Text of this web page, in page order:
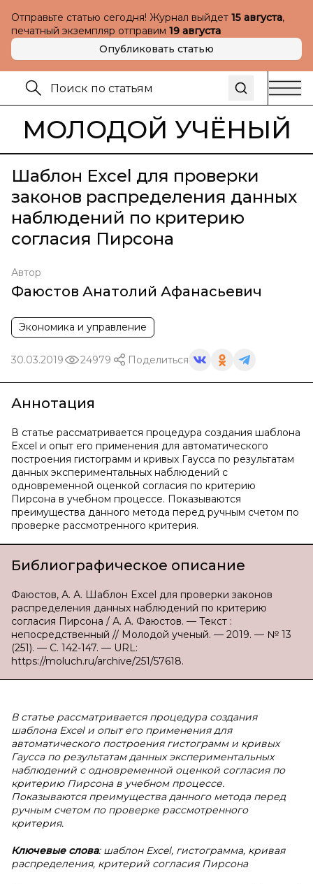
Отправьте статью сегодня! Журнал выйдет 15 августа,
печатный экземпляр отправим 19 августа
Опубликовать статью
МОЛОДОЙ УЧЁНЫЙ
Шаблон Excel для проверки
законов распределения данных
наблюдений по критерию
согласия Пирсона
Автор
Фаюстов Анатолий Афанасьевич
Экономика и управление
30.03.2019 24979 Поделиться
Аннотация
В статье рассматривается процедура создания шаблона
Excel и опыт его применения для автоматического
построения гистограмм и кривых Гаусса по результатам
данных экспериментальных наблюдений с
одновременной оценкой согласия по критерию
Пирсона в учебном процессе. Показываются
преимущества данного метода перед ручным счетом по
проверке рассмотренного критерия.
Библиографическое описание
Фаюстов, А. А. Шаблон Excel для проверки законов
распределения данных наблюдений по критерию
согласия Пирсона / А. А. Фаюстов. — Текст :
непосредственный // Молодой ученый. — 2019. — № 13
(251). — С. 142-147. — URL:
https://moluch.ru/archive/251/57618.
В статье рассматривается процедура создания
шаблона Excel и опыт его применения для
автоматического построения гистограмм и кривых
Гаусса по результатам данных экспериментальных
наблюдений с одновременной оценкой согласия по
критерию Пирсона в учебном процессе.
Показываются преимущества данного метода перед
ручным счетом по проверке рассмотренного
критерия.
Ключевые слова: шаблон Excel, гистограмма, кривая
распределения, критерий согласия Пирсона